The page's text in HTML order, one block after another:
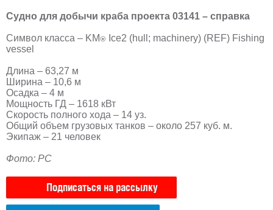
Судно для добычи краба проекта 03141 – справка
Символ класса – KM⍟ Ice2 (hull; machinery) (REF) Fishing
vessel
Длина – 63,27 м
Ширина – 10,6 м
Осадка – 4 м
Мощность ГД – 1618 кВт
Скорость полного хода – 14 уз.
Общий объем грузовых танков – около 257 куб. м.
Экипаж – 21 человек
Фото: РС
Подписаться на рассылку